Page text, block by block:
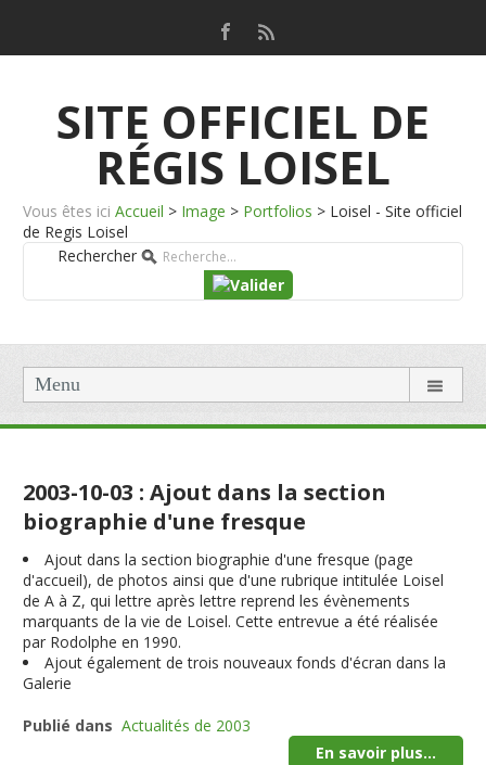
SITE OFFICIEL DE
RÉGIS LOISEL
Vous êtes ici Accueil > Image > Portfolios > Loisel - Site officiel
de Regis Loisel
Rechercher
Menu
2003-10-03 : Ajout dans la section
biographie d'une fresque
Ajout dans la section biographie d'une fresque (page
d'accueil), de photos ainsi que d'une rubrique intitulée Loisel
de A à Z, qui lettre après lettre reprend les évènements
marquants de la vie de Loisel. Cette entrevue a été réalisée
par Rodolphe en 1990.
Ajout également de trois nouveaux fonds d'écran dans la
Galerie
Publié dans Actualités de 2003
En savoir plus...